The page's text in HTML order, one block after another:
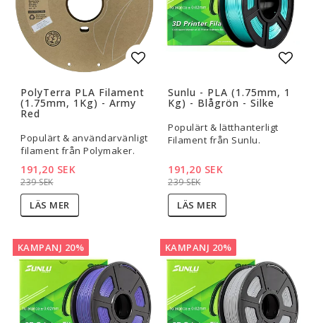
PolyTerra PLA Filament
(1.75mm, 1Kg) - Army
Red
Populärt & användarvänligt
filament från Polymaker.
239 SEK
191,20 SEK
LÄS MER
Sunlu - PLA (1.75mm, 1
Kg) - Blågrön - Silke
Populärt & lätthanterligt
Filament från Sunlu.
239 SEK
191,20 SEK
LÄS MER
KAMPANJ 20% KAMPANJ 20%